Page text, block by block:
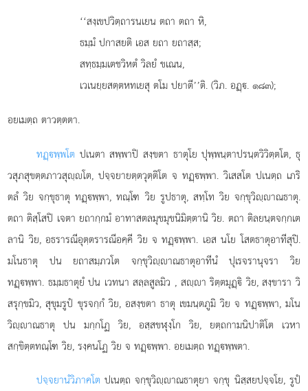
‘‘สงฺเขปวิตฺถารนเยน ตถา ตถา หิ,
ธมฺมํ ปกาสยติ เอส ยถา ยถาสฺส;
สทฺธมฺมเตชวิหตํ วิลยํ ขเณน,
เวเนยฺยสตฺตหทเยสุ ตโม ปยาตี’’ติ. (วิภ. อฏฺ. ๑๘๓);
อยเมตฺถ ตาวตฺตตา.
ทฏฺพฺพโต ปเนตา สพฺพาปิ สงฺขตา ธาตุโย ปุพฺพนฺตาปรนฺตวิวิตฺตโต, ธุ
วสุภสุขตฺตภาวสุฺโต, ปจฺจยายตฺตวุตฺติโต จ ทฏฺพฺพา. วิเสสโต ปเนตฺถ เภริ
ตลํ วิย จกฺขุธาตุ ทฏฺพฺพา, ทณฺโฑ วิย รูปธาตุ, สทฺโท วิย จกฺขุวิฺาณธาตุ.
ตถา ติสฺโสปิ เจตา ยถากฺกมํ อาทาสตลมุขมุขนิมิตฺตานิ วิย. ตถา ติลยนฺตจกฺกเต
ลานิ วิย, อธรารณีอุตฺตรารณีอคฺคี วิย จ ทฏฺพฺพา. เอส นโย โสตธาตุอาทีสุปิ.
มโนธาตุ ปน ยถาสมฺภวโต จกฺขุวิฺาณธาตุอาทีนํ ปุเรจรานุจรา วิย
ทฏฺพฺพา. ธมฺมธาตุยํ ปน เวทนา สลฺลสูลมิว , สฺา ริตฺตมุฏฺิ วิย, สงฺขารา วิ
สรุกฺขมิว, สุขุมรูปํ ขุรจกฺกํ วิย, อสงฺขตา ธาตุ เขมนฺตภูมิ วิย จ ทฏฺพฺพา, มโน
วิฺาณธาตุ ปน มกฺกโฏ วิย, อสฺสขฬุงฺโก วิย, ยตฺถกามนิปาติโต เวหา
สกฺขิตฺตทณฺโฑ วิย, รงฺคนโฏ วิย จ ทฏฺพฺพา. อยเมตฺถ ทฏฺพฺพตา.
ปจฺจยานํวิภาคโต ปเนตฺถ จกฺขุวิฺาณธาตุยา จกฺขุ นิสฺสยปจฺจโย, รูปํ